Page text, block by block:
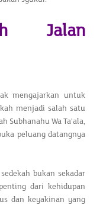
Jalan
mengajarkan untuk
menjadi salah satu
Subhanahu Wa Ta'ala,
peluang datangnya
bukan sekadar
dari kehidupan
dan keyakinan yang